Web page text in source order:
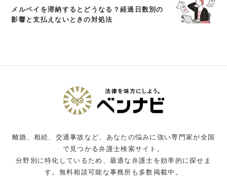
メルペイを滞納するとどうなる？経過日数別の
影響と支払えないときの対処法
離婚、相続、交通事故など、あなたの悩みに強い専門家が全国
で見つかる弁護士検索サイト。
分野別に特化しているため、最適な弁護士を効率的に探せま
す。無料相談可能な事務所も多数掲載中。